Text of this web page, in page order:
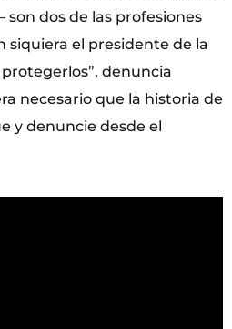
son dos de las profesiones
siquiera el presidente de la
denuncia
necesario que la historia de
y denuncie desde el